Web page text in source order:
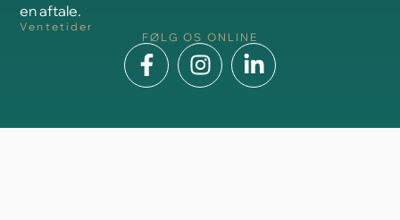
en aftale.
Ventetider
FØLG OS ONLINE